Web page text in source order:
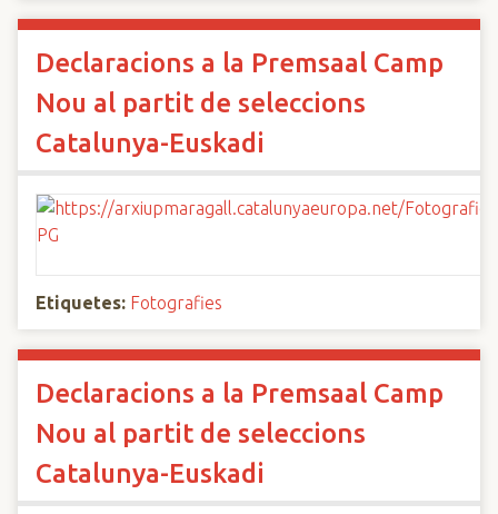
Declaracions a la Premsaal Camp
Nou al partit de seleccions
Catalunya-Euskadi
Etiquetes: Fotografies
Declaracions a la Premsaal Camp
Nou al partit de seleccions
Catalunya-Euskadi